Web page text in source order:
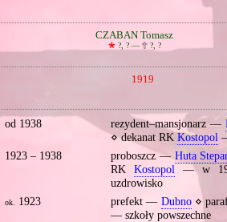
CZABAN Tomasz
🞲?, ? — 🕆?, ?
1919
od 1938 rezydent–mansjonarz —
⋄ dekanat RK Kostopol
1923 – 1938
proboszcz —Huta
RK Kostopol — w
uzdrowisko
ok. 1923 prefekt — Dubno⋄
— szkoły powszechne